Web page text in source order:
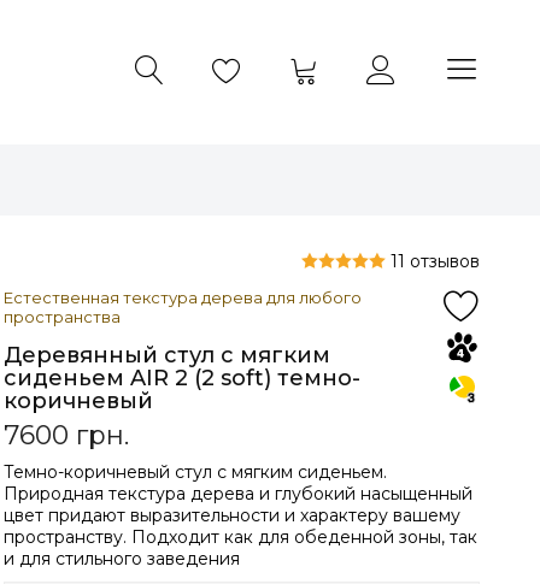
Естественная текстура дерева для любого
пространства
Деревянный стул с мягким
сиденьем AIR 2 (2 soft) темно-
коричневый
11 отзывов
7600 грн.
Темно-коричневый стул с мягким сиденьем.
Природная текстура дерева и глубокий насыщенный
цвет придают выразительности и характеру вашему
пространству. Подходит как для обеденной зоны, так
и для стильного заведения